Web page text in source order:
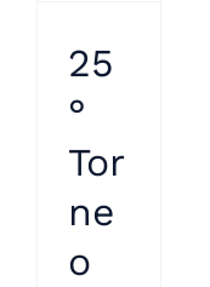
25
°
Tor
ne
o